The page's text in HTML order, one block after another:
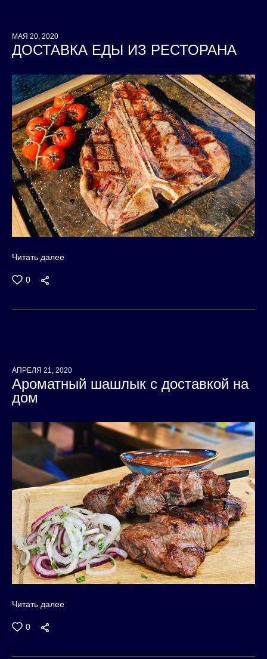
ДОСТАВКА ЕДЫ ИЗ РЕСТОРАНА
МАЯ 20, 2020
Читать далее
0
Ароматный шашлык с доставкой на
дом
АПРЕЛЯ 21, 2020
Читать далее
0